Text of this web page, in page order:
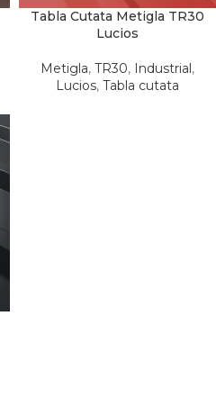
Tabla Cutata Metigla TR30
Lucios
Metigla, TR30, Industrial,
Lucios, Tabla cutata